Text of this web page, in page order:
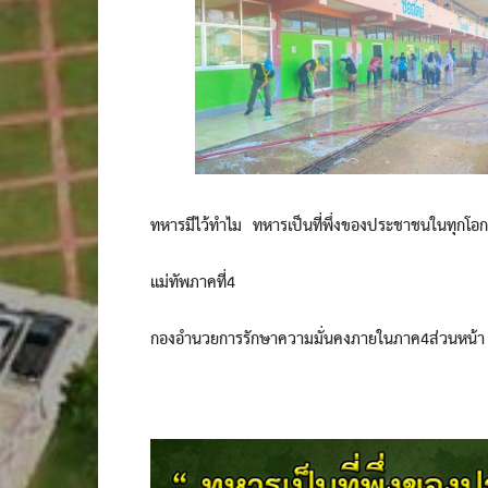
ทหารมีไว้ทำไม ทหารเป็นที่พึ่งของประชาชนในทุกโอ
แม่ทัพภาคที่4
กองอำนวยการรักษาความมั่นคงภายในภาค4ส่วนหน้า